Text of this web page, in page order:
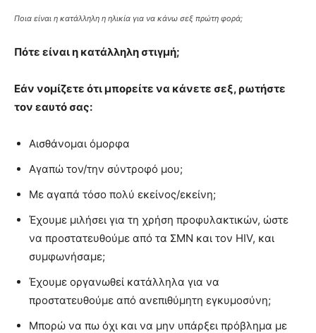
Ποια είναι η κατάλληλη η ηλικία για να κάνω σεξ πρώτη φορά;
Πότε είναι η κατάλληλη στιγμή;
Εάν νομίζετε ότι μπορείτε να κάνετε σεξ, ρωτήστε
τον εαυτό σας:
Αισθάνομαι όμορφα
Αγαπώ τον/την σύντροφό μου;
Με αγαπά τόσο πολύ εκείνος/εκείνη;
Έχουμε μιλήσει για τη χρήση προφυλακτικών, ώστε
να προστατευθούμε από τα ΣΜΝ και τον HIV, και
συμφωνήσαμε;
Έχουμε οργανωθεί κατάλληλα για να
προστατευθούμε από ανεπιθύμητη εγκυμοσύνη;
Μπορώ να πω όχι και να μην υπάρξει πρόβλημα με